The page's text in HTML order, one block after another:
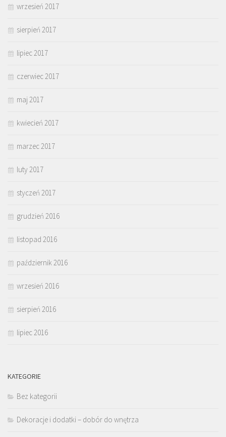
wrzesień 2017
sierpień 2017
lipiec 2017
czerwiec 2017
maj 2017
kwiecień 2017
marzec 2017
luty 2017
styczeń 2017
grudzień 2016
listopad 2016
październik 2016
wrzesień 2016
sierpień 2016
lipiec 2016
KATEGORIE
Bez kategorii
Dekoracje i dodatki – dobór do wnętrza